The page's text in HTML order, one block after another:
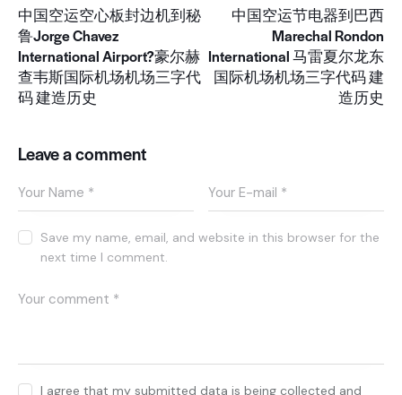
中国空运空心板封边机到秘
鲁Jorge Chavez
International Airport?豪尔赫
查韦斯国际机场机场三字代
码 建造历史
中国空运节电器到巴西
Marechal Rondon
International 马雷夏尔龙东
国际机场机场三字代码 建
造历史
Leave a comment
Save my name, email, and website in this browser for the
next time I comment.
I agree that my submitted data is being collected and